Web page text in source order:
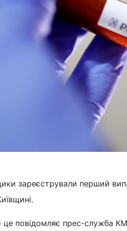
зареєстрували перший
це повідомляє прес-служба